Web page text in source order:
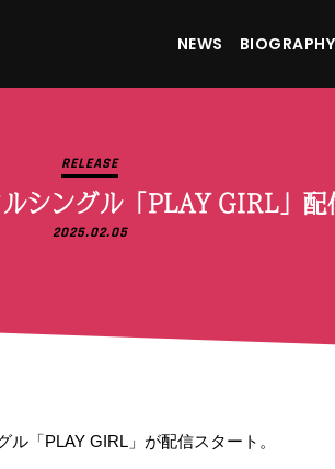
NEWS BIOGRAPHY
RELEASE
シングル「PLAY GIRL」配
2025.02.05
「PLAY GIRL」が配信スタート。